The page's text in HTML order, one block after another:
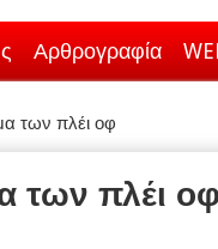
Αρθρογραφία
των πλέι οφ
των πλέι οφ